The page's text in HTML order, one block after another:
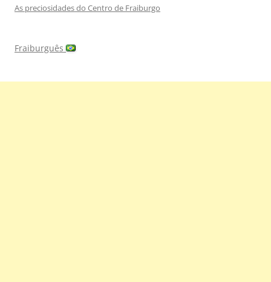
As preciosidades do Centro de Fraiburgo
Fraiburguês